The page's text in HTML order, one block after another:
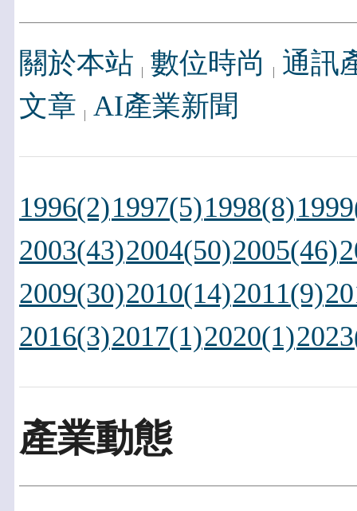
關於本站 數位時尚
通訊
文章 AI產業新聞
1996(2)1997(5)1998(8)
2003(43)2004(50)2005(46)
2009(30)2010(14)2011(9)
2016(3)2017(1)2020(1)
產業動態